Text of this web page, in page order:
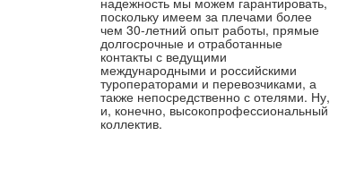
поскольку имеем за плечами более
чем 30-летний опыт работы, прямые
долгосрочные и отработанные
контакты с ведущими
международными и российскими
туроператорами и перевозчиками, а
также непосредственно с отелями. Ну,
и, конечно, высокопрофессиональный
коллектив.